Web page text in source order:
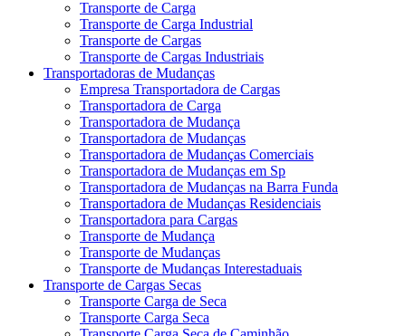
Transporte de Carga
Transporte de Carga Industrial
Transporte de Cargas
Transporte de Cargas Industriais
Transportadoras de Mudanças
Empresa Transportadora de Cargas
Transportadora de Carga
Transportadora de Mudança
Transportadora de Mudanças
Transportadora de Mudanças Comerciais
Transportadora de Mudanças em Sp
Transportadora de Mudanças na Barra Funda
Transportadora de Mudanças Residenciais
Transportadora para Cargas
Transporte de Mudança
Transporte de Mudanças
Transporte de Mudanças Interestaduais
Transporte de Cargas Secas
Transporte Carga de Seca
Transporte Carga Seca